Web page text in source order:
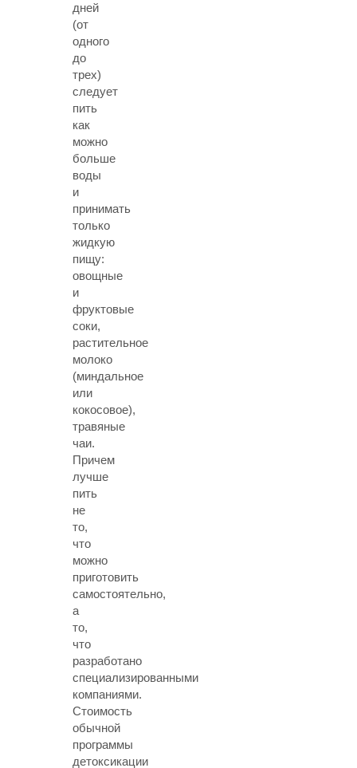
дней
(от
одного
до
трех)
следует
пить
как
можно
больше
воды
и
принимать
только
жидкую
пищу:
овощные
и
фруктовые
соки,
растительное
молоко
(миндальное
или
кокосовое),
травяные
чаи.
Причем
лучше
пить
не
то,
что
можно
приготовить
самостоятельно,
а
то,
что
разработано
специализированными
компаниями.
Стоимость
обычной
программы
детоксикации